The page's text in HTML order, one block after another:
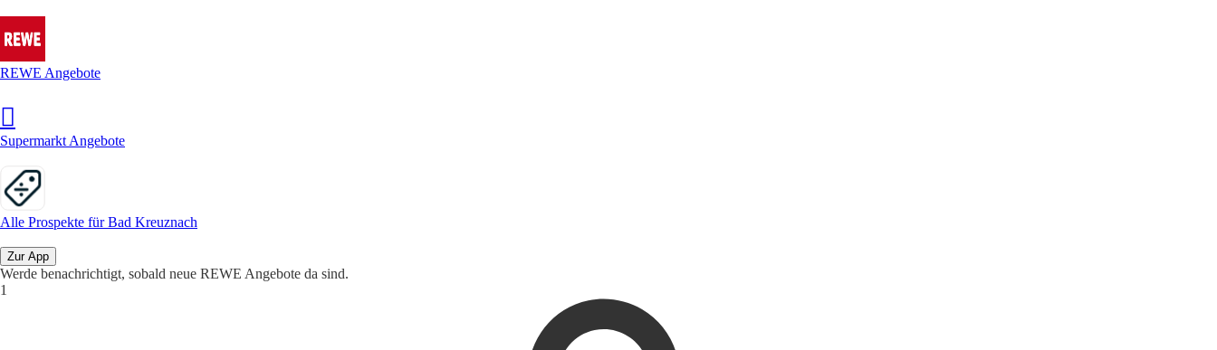
REWE Angebote
Supermarkt Angebote
Alle Prospekte für Bad Kreuznach
Zur App
Werde benachrichtigt, sobald neue REWE Angebote da sind.
1